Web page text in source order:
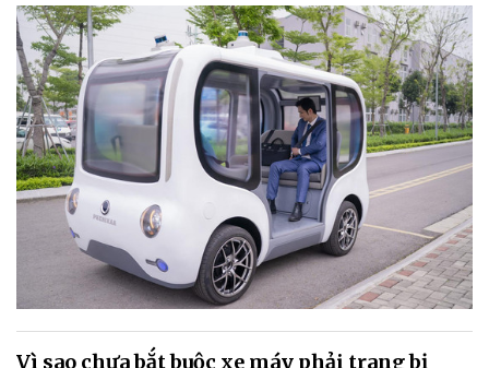
Vì sao chưa bắt buộc xe máy phải trang bị